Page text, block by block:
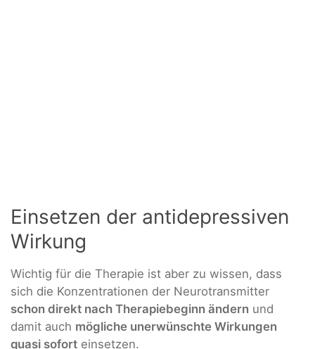
Einsetzen der antidepressiven
Wirkung
Wichtig für die Therapie ist aber zu wissen, dass
sich die Konzentrationen der Neurotransmitter
schon direkt nach Therapiebeginn ändern und
damit auch mögliche unerwünschte Wirkungen
quasi sofort einsetzen.